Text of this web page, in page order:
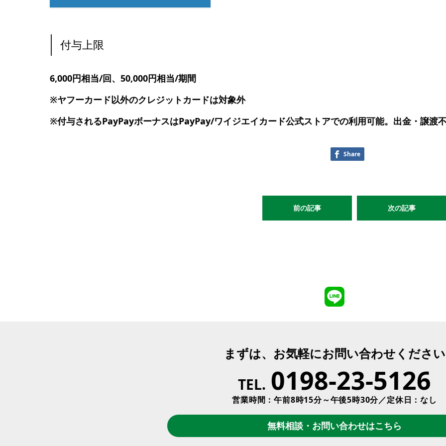
付与上限
6,000円相当/回、50,000円相当/期間
※ヤフーカード以外のクレジットカードは対象外
※付与されるPayPayボーナスはPayPay/ワイジエイカード公式ストアでの利用可能。出金・譲渡
Share
前の記事 次の記事
まずは、お気軽にお問い合わせください
TEL. 0198-23-5126
営業時間：午前8時15分～午後5時30分／定休日：なし
無料相談・お問い合わせはこちら